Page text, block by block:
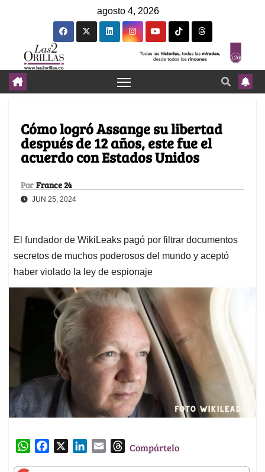
agosto 4, 2026
Cómo logró Assange su libertad
después de 12 años, este fue el
acuerdo con Estados Unidos
Por France 24
JUN 25, 2024
El fundador de WikiLeaks pagó por filtrar documentos
secretos de muchos poderosos del mundo y aceptó
haber violado la ley de espionaje
W
TCompártelo